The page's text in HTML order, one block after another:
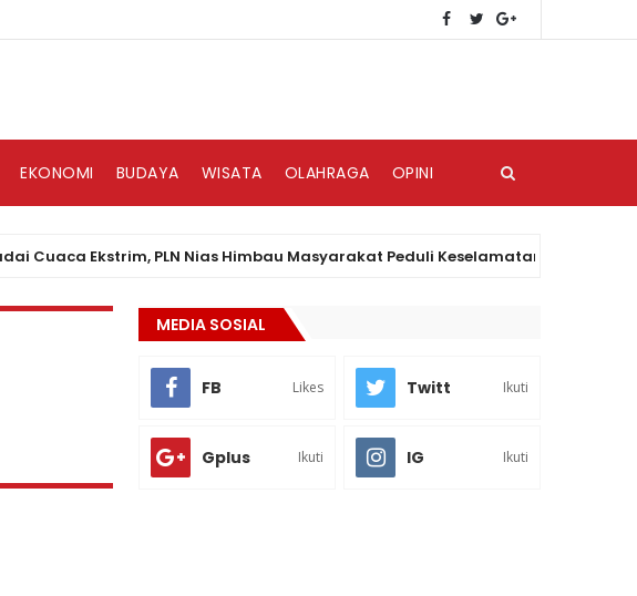
EKONOMI BUDAYA WISATA OLAHRAGA OPINI
Ekstrim, PLN Nias Himbau Masyarakat Peduli Keselamatan Kelistrikan
MEDIA SOSIAL
FB Likes Twitt Ikuti
Gplus Ikuti IG Ikuti